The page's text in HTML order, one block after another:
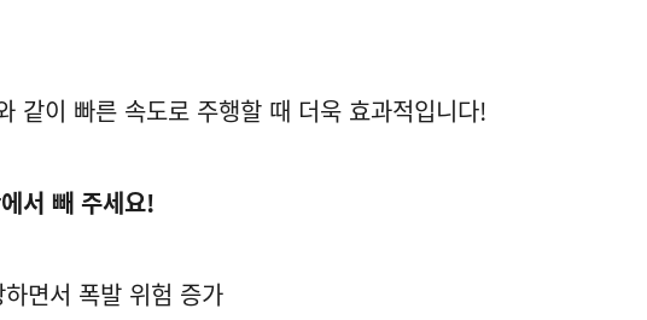
같이 빠른 속도로 주행할 때 더욱 효과적입니다!
서 빼 주세요!
면서 폭발 위험 증가